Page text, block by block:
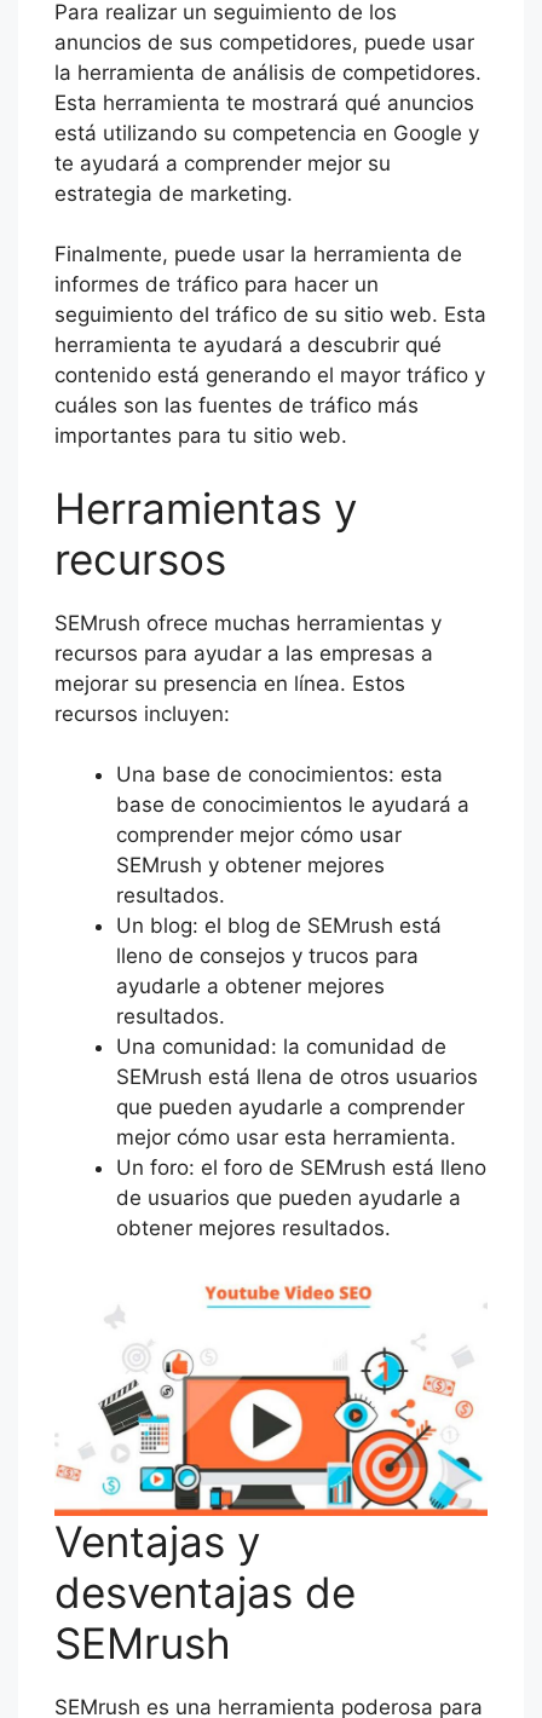
Para realizar un seguimiento de los
anuncios de sus competidores, puede usar
la herramienta de análisis de competidores.
Esta herramienta te mostrará qué anuncios
está utilizando su competencia en Google y
te ayudará a comprender mejor su
estrategia de marketing.
Finalmente, puede usar la herramienta de
informes de tráfico para hacer un
seguimiento del tráfico de su sitio web. Esta
herramienta te ayudará a descubrir qué
contenido está generando el mayor tráfico y
cuáles son las fuentes de tráfico más
importantes para tu sitio web.
Herramientas y
recursos
SEMrush ofrece muchas herramientas y
recursos para ayudar a las empresas a
mejorar su presencia en línea. Estos
recursos incluyen:
Una base de conocimientos: esta
base de conocimientos le ayudará a
comprender mejor cómo usar
SEMrush y obtener mejores
resultados.
Un blog: el blog de SEMrush está
lleno de consejos y trucos para
ayudarle a obtener mejores
resultados.
Una comunidad: la comunidad de
SEMrush está llena de otros usuarios
que pueden ayudarle a comprender
mejor cómo usar esta herramienta.
Un foro: el foro de SEMrush está lleno
de usuarios que pueden ayudarle a
obtener mejores resultados.
Ventajas y
desventajas de
SEMrush
SEMrush es una herramienta poderosa para